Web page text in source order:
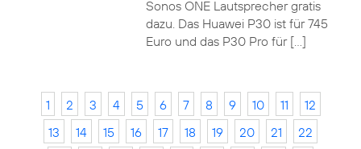
Sonos ONE Lautsprecher gratis
dazu. Das Huawei P30 ist für 745
Euro und das P30 Pro für […]
1 2 3 4 5 6 7 8 9 10 11
12
13
14 15 16 17 18 19 20 21
22